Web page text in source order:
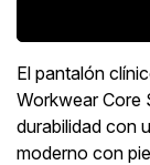
El pantalón
Workwear Core
durabilidad con
moderno con